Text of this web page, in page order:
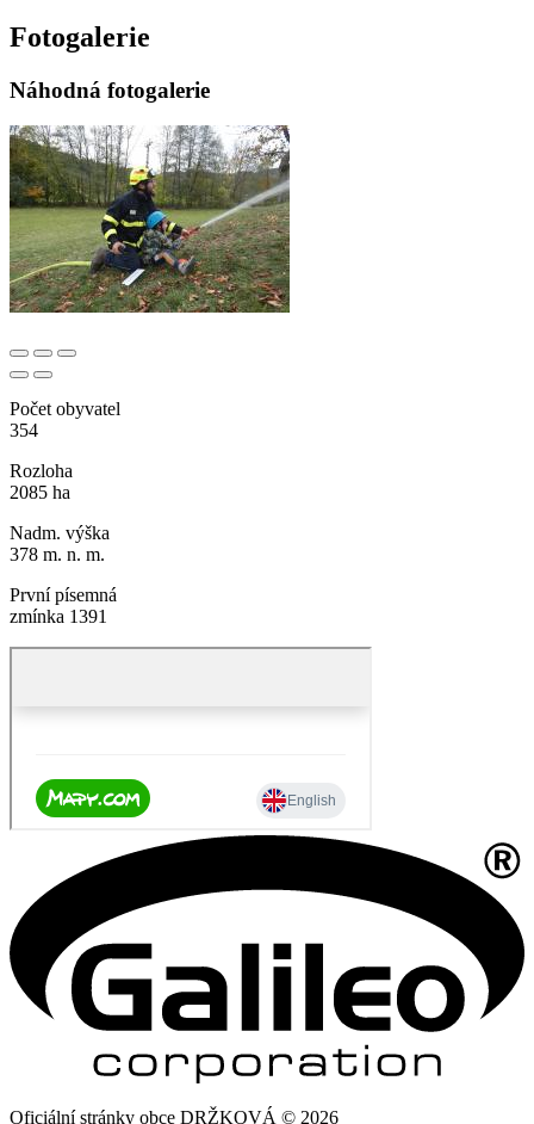
Fotogalerie
Náhodná fotogalerie
Počet obyvatel
354
Rozloha
2085 ha
Nadm. výška
378 m. n. m.
První písemná
zmínka 1391
Oficiální stránky obce DRŽKOVÁ © 2026